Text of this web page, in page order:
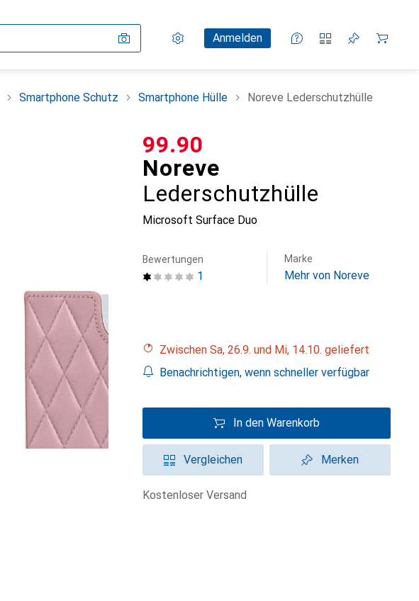
Einstellungen
KundenkontoAnmelden
Vergleichslisten
Merklisten
Warenkorb
Smartphone Schutz Smartphone Hülle Noreve Lederschutzhülle
Noreve
Lederschutzhülle
Microsoft Surface Duo
CHF
99.90
1
Bewertungen Marke
Mehr von Noreve
Zwischen Sa, 26.9. und Mi, 14.10. geliefert
Benachrichtigen, wenn schneller verfügbar
In den Warenkorb
Vergleichen Merken
kostenloser Versand